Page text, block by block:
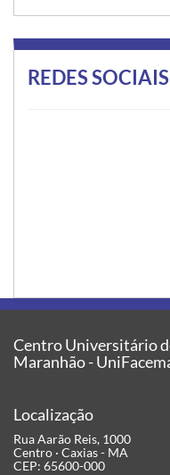
REDES SOCIAIS
Centro Universitário
Maranhão -
Localização
Rua Aarão Reis, 1000
Centro · Caxias - MA
CEP: 65600-000